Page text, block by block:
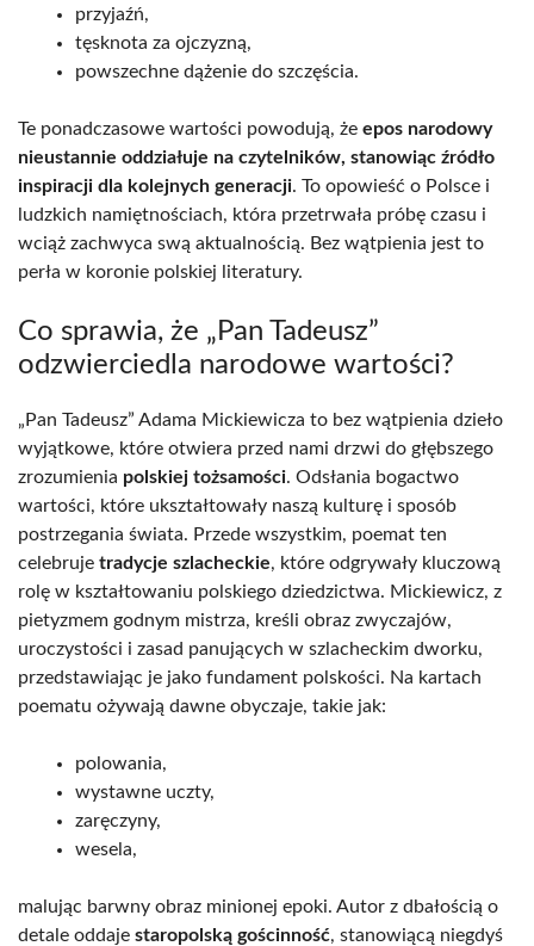
przyjaźń,
tęsknota za ojczyzną,
powszechne dążenie do szczęścia.
Te ponadczasowe wartości powodują, że epos narodowy
nieustannie oddziałuje na czytelników, stanowiąc źródło
inspiracji dla kolejnych generacji. To opowieść o Polsce i
ludzkich namiętnościach, która przetrwała próbę czasu i
wciąż zachwyca swą aktualnością. Bez wątpienia jest to
perła w koronie polskiej literatury.
Co sprawia, że „Pan Tadeusz”
odzwierciedla narodowe wartości?
„Pan Tadeusz” Adama Mickiewicza to bez wątpienia dzieło
wyjątkowe, które otwiera przed nami drzwi do głębszego
zrozumienia polskiej tożsamości. Odsłania bogactwo
wartości, które ukształtowały naszą kulturę i sposób
postrzegania świata. Przede wszystkim, poemat ten
celebruje tradycje szlacheckie, które odgrywały kluczową
rolę w kształtowaniu polskiego dziedzictwa. Mickiewicz, z
pietyzmem godnym mistrza, kreśli obraz zwyczajów,
uroczystości i zasad panujących w szlacheckim dworku,
przedstawiając je jako fundament polskości. Na kartach
poematu ożywają dawne obyczaje, takie jak:
polowania,
wystawne uczty,
zaręczyny,
wesela,
malując barwny obraz minionej epoki. Autor z dbałością o
detale oddaje staropolską gościnność, stanowiącą niegdyś